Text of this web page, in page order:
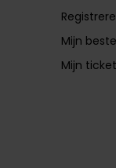
Mijn
Mijn